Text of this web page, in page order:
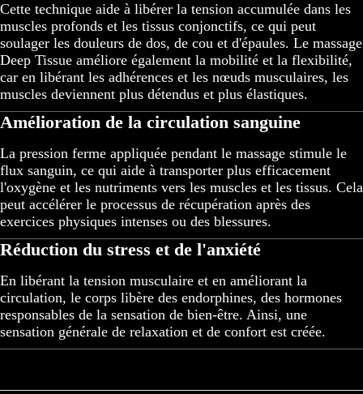
Cette technique aide à libérer la tension accumulée dans les
muscles profonds et les tissus conjonctifs, ce qui peut
soulager les douleurs de dos, de cou et d'épaules. Le massage
Deep Tissue améliore également la mobilité et la flexibilité,
car en libérant les adhérences et les nœuds musculaires, les
muscles deviennent plus détendus et plus élastiques.
Amélioration de la circulation sanguine
La pression ferme appliquée pendant le massage stimule le
flux sanguin, ce qui aide à transporter plus efficacement
l'oxygène et les nutriments vers les muscles et les tissus. Cela
peut accélérer le processus de récupération après des
exercices physiques intenses ou des blessures.
Réduction du stress et de l'anxiété
En libérant la tension musculaire et en améliorant la
circulation, le corps libère des endorphines, des hormones
responsables de la sensation de bien-être. Ainsi, une
sensation générale de relaxation et de confort est créée.